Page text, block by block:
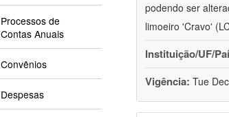
Processos de
Contas Anuais
Convênios
Despesas
podendo ser
limoeiro 'Cravo'
Instituição/UF/
Vigência: Tue